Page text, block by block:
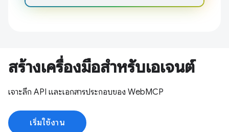
สร้างเครื่องมือสำหรับเอเจนต์
เจาะลึก API และเอกสารประกอบของ WebMCP
เริ่มใช้งาน